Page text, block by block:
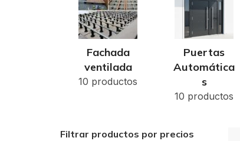
Fachada
ventilada
10 productos
Puertas
Automática
s
10 productos
Filtrar productos por precios